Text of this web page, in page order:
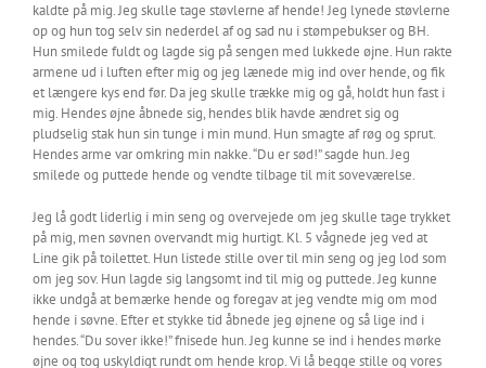
kaldte på mig. Jeg skulle tage støvlerne af hende! Jeg lynede støvlerne
op og hun tog selv sin nederdel af og sad nu i stømpebukser og BH.
Hun smilede fuldt og lagde sig på sengen med lukkede øjne. Hun rakte
armene ud i luften efter mig og jeg lænede mig ind over hende, og fik
et længere kys end før. Da jeg skulle trække mig og gå, holdt hun fast i
mig. Hendes øjne åbnede sig, hendes blik havde ændret sig og
pludselig stak hun sin tunge i min mund. Hun smagte af røg og sprut.
Hendes arme var omkring min nakke. “Du er sød!” sagde hun. Jeg
smilede og puttede hende og vendte tilbage til mit soveværelse.
Jeg lå godt liderlig i min seng og overvejede om jeg skulle tage trykket
på mig, men søvnen overvandt mig hurtigt. Kl. 5 vågnede jeg ved at
Line gik på toilettet. Hun listede stille over til min seng og jeg lod som
om jeg sov. Hun lagde sig langsomt ind til mig og puttede. Jeg kunne
ikke undgå at bemærke hende og foregav at jeg vendte mig om mod
hende i søvne. Efter et stykke tid åbnede jeg øjnene og så lige ind i
hendes. “Du sover ikke!” fnisede hun. Jeg kunne se ind i hendes mørke
øjne og tog uskyldigt rundt om hende krop. Vi lå begge stille og vores